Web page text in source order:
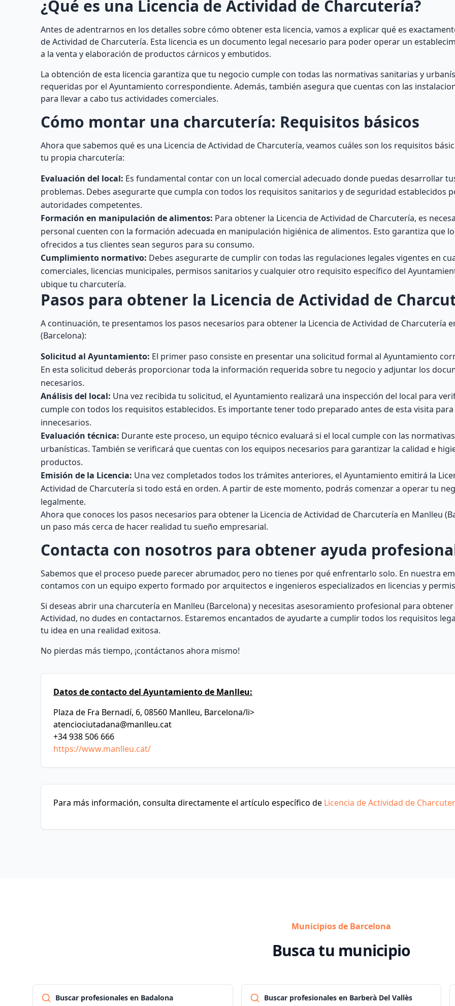
¿Qué es una Licencia de Actividad de Charcutería?
Antes de adentrarnos en los detalles sobre cómo obtener esta licencia, vamos a explicar qué es
de Actividad de Charcutería. Esta licencia es un documento legal necesario para poder operar un
a la venta y elaboración de productos cárnicos y embutidos.
La obtención de esta licencia garantiza que tu negocio cumple con todas las normativas sanitarias y
requeridas por el Ayuntamiento correspondiente. Además, también asegura que cuentas con las
para llevar a cabo tus actividades comerciales.
Cómo montar una charcutería: Requisitos básicos
Ahora que sabemos qué es una Licencia de Actividad de Charcutería, veamos cuáles son los requisitos
tu propia charcutería:
Evaluación del local: Es fundamental contar con un local comercial adecuado donde puedas desarrollar
problemas. Debes asegurarte que cumpla con todos los requisitos sanitarios y de seguridad establecidos
autoridades competentes.
Formación en manipulación de alimentos: Para obtener la Licencia de Actividad de Charcutería, es
personal cuenten con la formación adecuada en manipulación higiénica de alimentos. Esto garantiza que
ofrecidos a tus clientes sean seguros para su consumo.
Cumplimiento normativo: Debes asegurarte de cumplir con todas las regulaciones legales vigentes en
comerciales, licencias municipales, permisos sanitarios y cualquier otro requisito específico del
ubique tu charcutería.
Pasos para obtener la Licencia de Actividad de
A continuación, te presentamos los pasos necesarios para obtener la Licencia de Actividad de Charcutería
(Barcelona):
Solicitud al Ayuntamiento: El primer paso consiste en presentar una solicitud formal al Ayuntamiento
En esta solicitud deberás proporcionar toda la información requerida sobre tu negocio y adjuntar los
necesarios.
Análisis del local: Una vez recibida tu solicitud, el Ayuntamiento realizará una inspección del local para
cumple con todos los requisitos establecidos. Es importante tener todo preparado antes de esta visita
innecesarios.
Evaluación técnica: Durante este proceso, un equipo técnico evaluará si el local cumple con las
urbanísticas. También se verificará que cuentas con los equipos necesarios para garantizar la calidad e
productos.
Emisión de la Licencia: Una vez completados todos los trámites anteriores, el Ayuntamiento emitirá la
Actividad de Charcutería si todo está en orden. A partir de este momento, podrás comenzar a operar tu
legalmente.
Ahora que conoces los pasos necesarios para obtener la Licencia de Actividad de Charcutería en Manlleu
un paso más cerca de hacer realidad tu sueño empresarial.
Contacta con nosotros para obtener ayuda
Sabemos que el proceso puede parecer abrumador, pero no tienes por qué enfrentarlo solo. En nuestra
contamos con un equipo experto formado por arquitectos e ingenieros especializados en licencias y
Si deseas abrir una charcutería en Manlleu (Barcelona) y necesitas asesoramiento profesional para
Actividad, no dudes en contactarnos. Estaremos encantados de ayudarte a cumplir todos los requisitos
tu idea en una realidad exitosa.
No pierdas más tiempo, ¡contáctanos ahora mismo!
Datos de contacto del Ayuntamiento de Manlleu:
Plaza de Fra Bernadí, 6, 08560 Manlleu, Barcelona/li>
atenciociutadana@manlleu.cat
+34 938 506 666
https://www.manlleu.cat/
Para más información, consulta directamente el artículo específico de Licencia de Actividad de
Municipios de Barcelona
Busca tu municipio
Buscar profesionales en Badalona Buscar profesionales en Barberà Del Vallès